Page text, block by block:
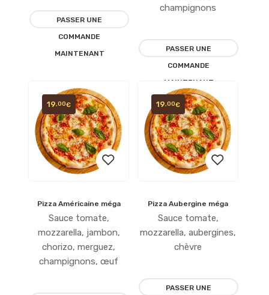
PASSER UNE
COMMANDE
MAINTENANT
d’envies
champignons
PASSER UNE
COMMANDE
MAINTENANT
Ajouter
à la
liste
Pizza Américaine méga
Sauce tomate,
mozzarella, jambon,
chorizo, merguez,
champignons, œuf
19 ,00€
Ajouter
à la
Pizza Aubergine méga
Sauce tomate,
mozzarella, aubergines,
chèvre
19 ,00€
PASSER UNE